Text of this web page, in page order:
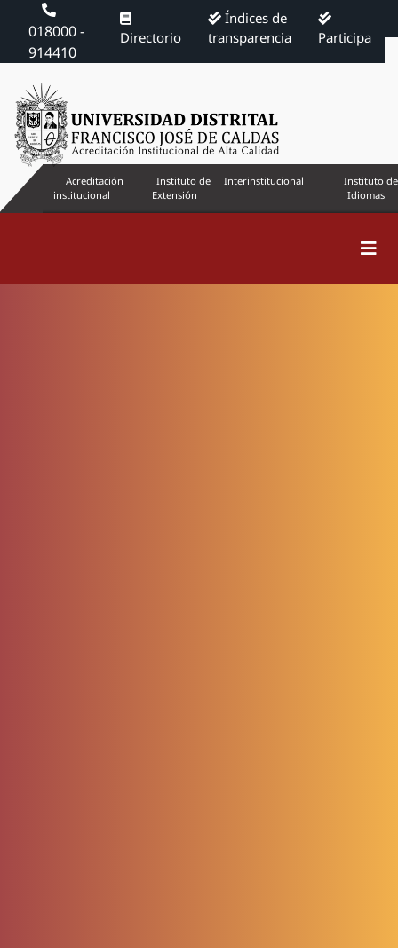
018000 -
914410
Directorio
Índices de
transparencia
Participa
Acreditación
institucional
Instituto de
Extensión
Interinstitucional
Instituto de
Idiomas